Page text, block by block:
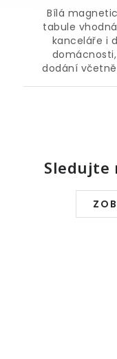
Bílá
tabule
kanceláře i
dodání včetně